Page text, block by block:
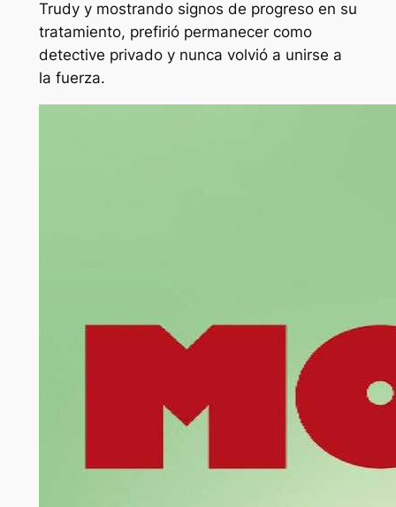
Trudy y mostrando signos de progreso en su
tratamiento, prefirió permanecer como
detective privado y nunca volvió a unirse a
la fuerza.